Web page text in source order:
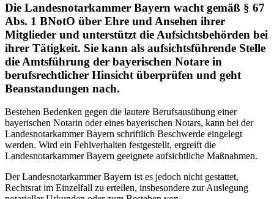
Die Landesnotarkammer Bayern wacht gemäß § 67
Abs. 1 BNotO über Ehre und Ansehen ihrer
Mitglieder und unterstützt die Aufsichtsbehörden bei
ihrer Tätigkeit. Sie kann als aufsichtsführende Stelle
die Amtsführung der bayerischen Notare in
berufsrechtlicher Hinsicht überprüfen und geht
Beanstandungen nach.
Bestehen Bedenken gegen die lautere Berufsausübung einer
bayerischen Notarin oder eines bayerischen Notars, kann bei der
Landesnotarkammer Bayern schriftlich Beschwerde eingelegt
werden. Wird ein Fehlverhalten festgestellt, ergreift die
Landesnotarkammer Bayern geeignete aufsichtliche Maßnahmen.
Der Landesnotarkammer Bayern ist es jedoch nicht gestattet,
Rechtsrat im Einzelfall zu erteilen, insbesondere zur Auslegung